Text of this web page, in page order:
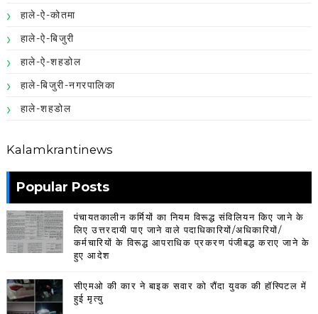
हाले-ऐ-कोतमा
हाले-ऐ-बिजुरी
हाले-ऐ-शहडोल
हाले-बिजुरी-नगरपालिका
हाले-शहडोल
Kalamkrantinews
Popular Posts
पंचायतकालीन कर्मियों का नियम विरूद्ध संविलियन किए जाने के
लिए उत्तरदायी पाए जाने वाले पदाधिकारियों/अधिकारियों/
कर्मचारियों के विरूद्ध आपराधिक प्रकरण पंजीबद्ध कराए जाने के
हुए आदेश
सीएमओ की कार ने बाइक सवार को रौंदा युवक की हॉस्पिटल में
हुई मृत्यु